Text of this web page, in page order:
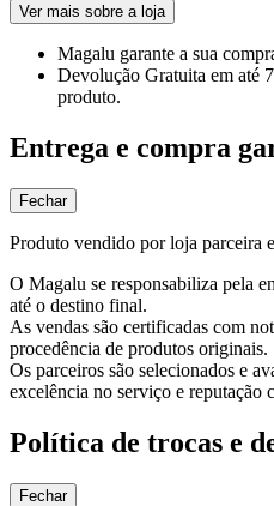
Ver mais sobre a loja
Magalu garante a sua
Devolução Gratuita em até
produto.
Entrega e compra
Fechar
Produto vendido por loja parceira
O Magalu se responsabiliza pela
até o destino final.
As vendas são certificadas com
procedência de produtos originais.
Os parceiros são selecionados e
excelência no serviço e reputação
Política de trocas e
Fechar